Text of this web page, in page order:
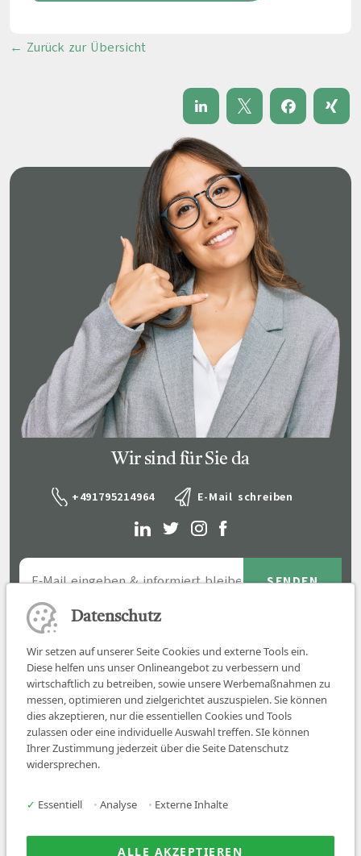
← Zurück zur Übersicht
Wir sind für Sie da
+491795214964 E-Mail schreiben
Job finden
Über uns
News
Datenschutz
Wir setzen auf unserer Seite Cookies und externe Tools ein.
Diese helfen uns unser Onlineangebot zu verbessern und
wirtschaftlich zu betreiben, sowie unsere Werbemaßnahmen zu
messen, optimieren und zielgerichtet auszuspielen. Sie können
dies akzeptieren, nur die essentiellen Cookies und Tools
zulassen oder eine individuelle Auswahl treffen. SIe können
Ihrer Zustimmung jederzeit über die Seite Datenschutz
widersprechen.
✓ Essentiell • Analyse • Externe Inhalte
ALLE AKZEPTIEREN